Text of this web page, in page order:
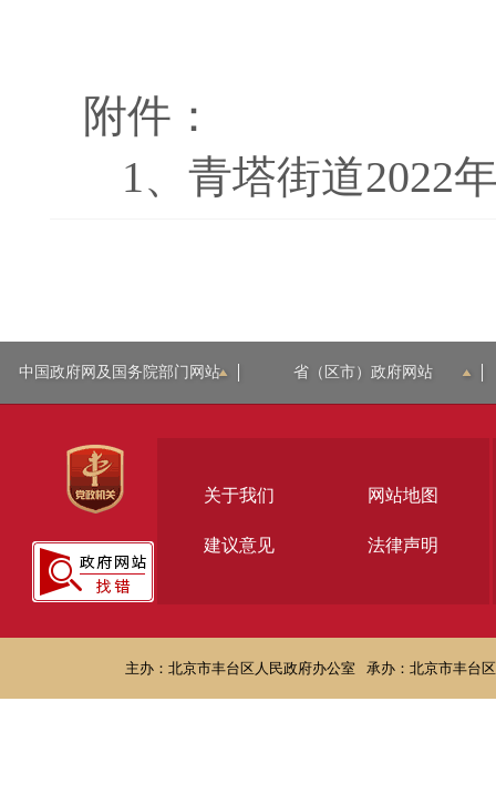
附件：
1、 青塔街道2022
中国政府网及国务院部门网站 省（区市）政府网站
关于我们 网站地图
建议意见 法律声明
主办：北京市丰台区人民政府办公室 承办：北京市丰台